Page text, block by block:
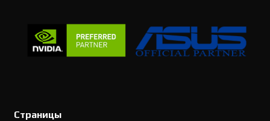
Страницы